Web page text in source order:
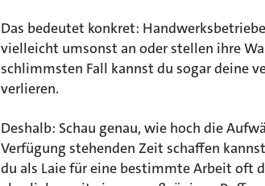
Das bedeutet konkret:
vielleicht umsonst an oder stellen ihre
schlimmsten Fall kannst du sogar deine
verlieren.
Deshalb: Schau genau, wie hoch die
Verfügung stehenden Zeit schaffen
du als Laie für eine bestimmte Arbeit oft